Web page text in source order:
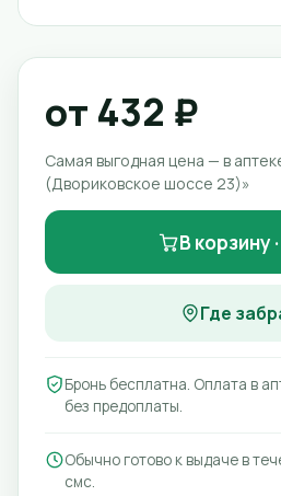
от 432 ₽
Самая выгодная цена — в
(Двориковское шоссе 23)»
В корзину
Где
Бронь бесплатна. Оплата в
без предоплаты.
Обычно готово к выдаче в
смс.